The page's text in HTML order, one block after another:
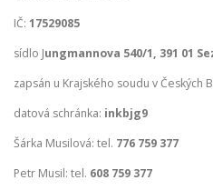
IČ: 17529085
sídlo Jungmannova 540/1, 391 01
zapsán u Krajského soudu v Českých
datová schránka: inkbjg9
Šárka Musilová: tel. 776 759 377
Petr Musil: tel. 608 759 377